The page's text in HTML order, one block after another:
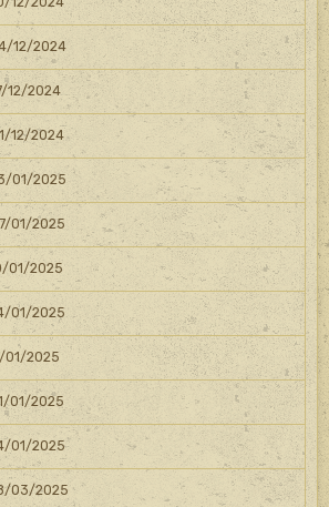
12/2024
12/2024
12/2024
01/2025
01/2025
01/2025
01/2025
01/2025
01/2025
01/2025
03/2025